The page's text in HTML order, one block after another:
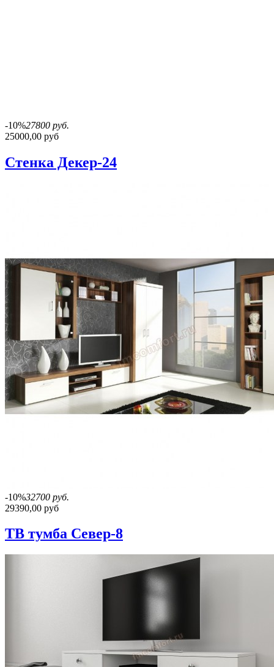
-10%27800 руб.
25000,00 руб
Стенка Декер-24
-10%32700 руб.
29390,00 руб
ТВ тумба Север-8